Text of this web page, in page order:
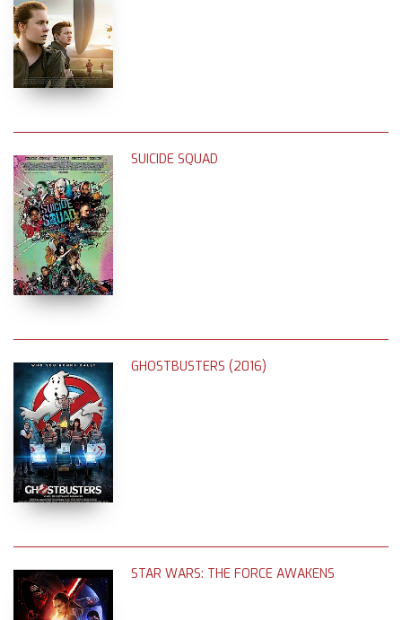
SUICIDE SQUAD
GHOSTBUSTERS (2016)
STAR WARS: THE FORCE AWAKENS